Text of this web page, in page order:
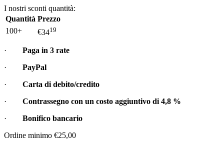
I nostri sconti quantità:
Quantità Prezzo
100+
€3419
· Paga in 3 rate
· PayPal
· Carta di debito/credito
· Contrassegno con un costo aggiuntivo di 4,8 %
· Bonifico bancario
Ordine minimo €25,00